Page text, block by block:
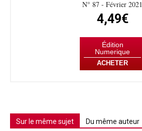
N° 87 - Février 2021
4,49€
Édition
Numerique
ACHETER
Sur le même sujet Du même auteur